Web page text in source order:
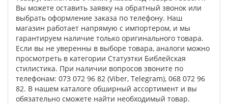
Вы можете оставить заявку на обратный звонок или
выбрать оформление заказа по телефону. Наш
магазин работает напрямую с импортером, и мы
гарантируем наличие только оригинального товара.
Если вы не уверенны в выборе товара, аналоги можно
просмотреть в категории Статуэтки Библейская
стилистика. При наличии вопросов звоните по
телефонам: 073 072 96 82 (Viber, Telegram), 068 072 96
82. В нашем каталоге обширный ассортимент и вы
обязательно сможете найти необходимый товар.